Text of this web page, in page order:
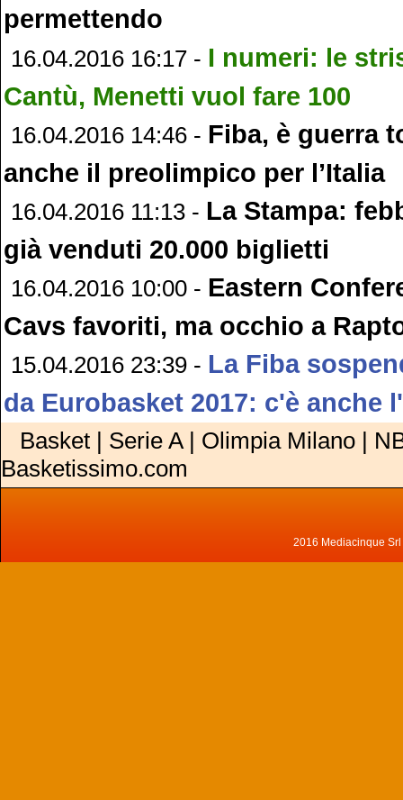
permettendo
16.04.2016 16:17 - I numeri: le
Cantù, Menetti vuol fare 100
16.04.2016 14:46 - Fiba, è guerra
anche il preolimpico per l’Italia
16.04.2016 11:13 - La Stampa:
già venduti 20.000 biglietti
16.04.2016 10:00 - Eastern
Cavs favoriti, ma occhio a
15.04.2016 23:39 - La Fiba
da Eurobasket 2017: c'è anche
Basket | Serie A | Olimpia Milano |
Basketissimo.com
2016 Mediacinque Srl